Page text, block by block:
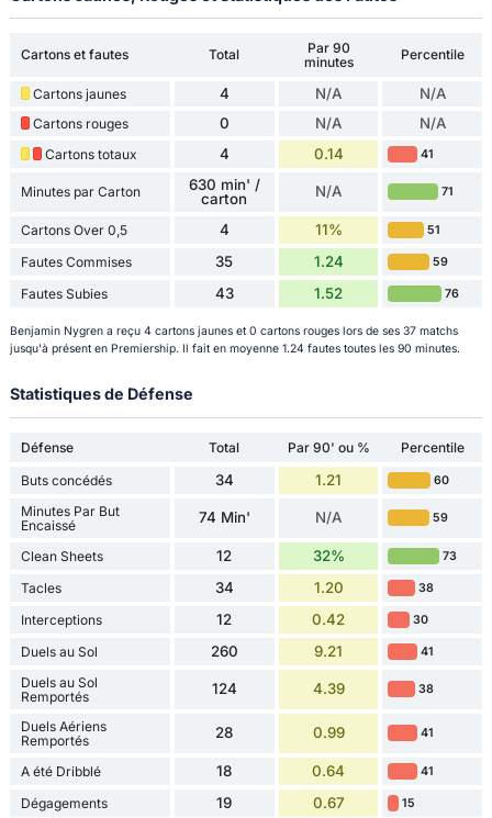
Cartons et fautes Total
Par 90
minutes
Percentile
Cartons jaunes 4 N/A N/A
Cartons rouges 0 N/A N/A
Cartons totaux 4 0.14 41
Minutes par Carton
630 min' /
carton
N/A 71
Cartons Over 0,5 4 11% 51
Fautes Commises 35 1.24 59
Fautes Subies 43 1.52 76
Benjamin Nygren a reçu 4 cartons jaunes et 0 cartons rouges lors de ses 37 matchs
jusqu'à présent en Premiership. Il fait en moyenne 1.24 fautes toutes les 90 minutes.
Statistiques de Défense
Défense Total Par 90' ou %
Percentile
Buts concédés
34 1.21 60
Minutes Par But
Encaissé
74 Min' N/A 59
Clean Sheets 12 32% 73
Tacles 34 1.20 38
Interceptions 12 0.42 30
Duels au Sol 260 9.21 41
Duels au Sol
Remportés
124 4.39 38
Duels Aériens
Remportés
28 0.99 41
A été Dribblé 18 0.64 41
Dégagements 19 0.67 15